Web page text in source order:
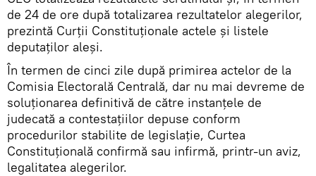
de 24 de ore după totalizarea rezultatelor alegerilor,
prezintă Curţii Constituţionale actele şi listele
deputaţilor aleşi.
În termen de cinci zile după primirea actelor de la
Comisia Electorală Centrală, dar nu mai devreme de
soluţionarea definitivă de către instanţele de
judecată a contestaţiilor depuse conform
procedurilor stabilite de legislaţie, Curtea
Constituţională confirmă sau infirmă, printr-un aviz,
legalitatea alegerilor.